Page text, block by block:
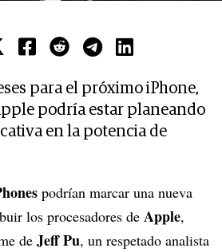
para el próximo iPhone,
podría estar planeando
en la potencia de
podrían marcar una nueva
los procesadores de Apple,
de Jeff Pu, un respetado analista